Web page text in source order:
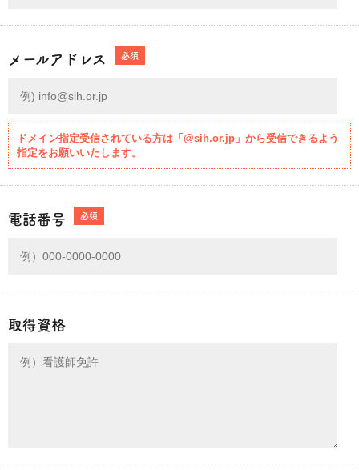
メールアドレス 必須
ドメイン指定受信されている方は「@sih.or.jp」から受信できるよう
指定をお願いいたします。
電話番号 必須
取得資格